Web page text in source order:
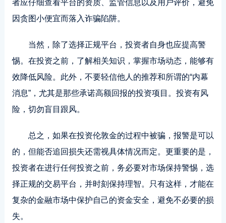
者应仔细查看平台的资质、监管信息以及用户评价，避免
因贪图小便宜而落入诈骗陷阱。
当然，除了选择正规平台，投资者自身也应提高警
惕。在投资之前，了解相关知识，掌握市场动态，能够有
效降低风险。此外，不要轻信他人的推荐和所谓的“内幕
消息”，尤其是那些承诺高额回报的投资项目。投资有风
险，切勿盲目跟风。
总之，如果在投资伦敦金的过程中被骗，报警是可以
的，但能否追回损失还需视具体情况而定。更重要的是，
投资者在进行任何投资之前，务必要对市场保持警惕，选
择正规的交易平台，并时刻保持理智。只有这样，才能在
复杂的金融市场中保护自己的资金安全，避免不必要的损
失。